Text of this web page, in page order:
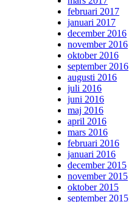
februari 2017
januari 2017
december 2016
november 2016
oktober 2016
september 2016
augusti 2016
juli 2016
juni 2016
maj 2016
april 2016
mars 2016
februari 2016
januari 2016
december 2015
november 2015
oktober 2015
september 2015